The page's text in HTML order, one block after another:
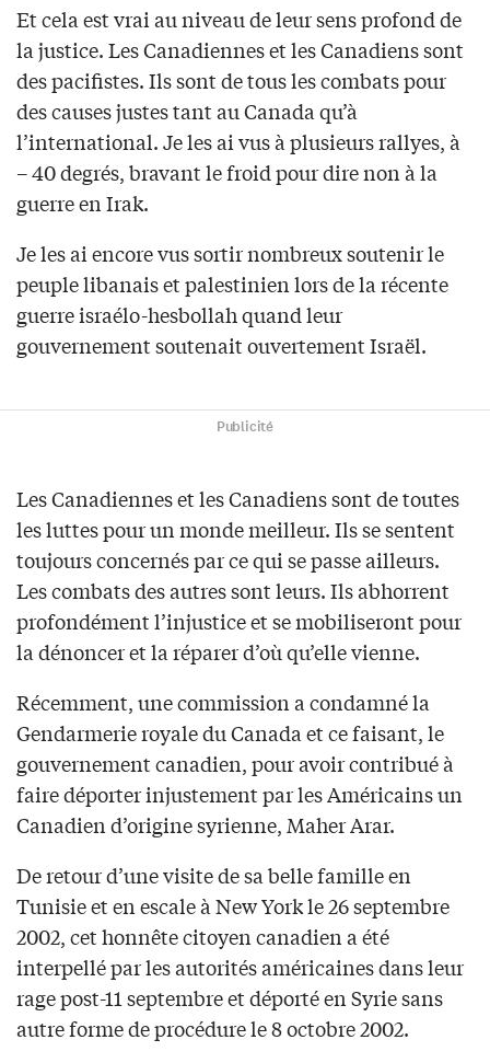
Et cela est vrai au niveau de leur sens profond de
la justice. Les Canadiennes et les Canadiens sont
des pacifistes. Ils sont de tous les combats pour
des causes justes tant au Canada qu’à
l’international. Je les ai vus à plusieurs rallyes, à
– 40 degrés, bravant le froid pour dire non à la
guerre en Irak.
Je les ai encore vus sortir nombreux soutenir le
peuple libanais et palestinien lors de la récente
guerre israélo-hesbollah quand leur
gouvernement soutenait ouvertement Israël.
Publicité
Les Canadiennes et les Canadiens sont de toutes
les luttes pour un monde meilleur. Ils se sentent
toujours concernés par ce qui se passe ailleurs.
Les combats des autres sont leurs. Ils abhorrent
profondément l’injustice et se mobiliseront pour
la dénoncer et la réparer d’où qu’elle vienne.
Récemment, une commission a condamné la
Gendarmerie royale du Canada et ce faisant, le
gouvernement canadien, pour avoir contribué à
faire déporter injustement par les Américains un
Canadien d’origine syrienne, Maher Arar.
De retour d’une visite de sa belle famille en
Tunisie et en escale à New York le 26 septembre
2002, cet honnête citoyen canadien a été
interpellé par les autorités américaines dans leur
rage post-11 septembre et déporté en Syrie sans
autre forme de procédure le 8 octobre 2002.